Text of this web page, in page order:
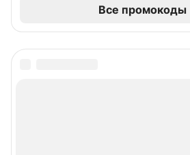
Все промокоды